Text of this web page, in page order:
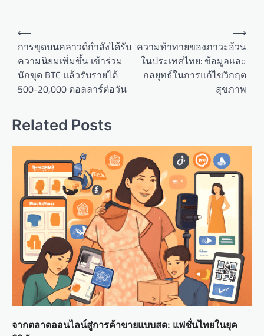
a
⟵
การขุดบนคลาวด์กำลังได้รับ
ความนิยมเพิ่มขึ้น เข้าร่วม
นักขุด BTC แล้วรับรายได้
500-20,000 ดอลลาร์ต่อวัน
ความท้าทายของภาวะอ้วน
ในประเทศไทย: ข้อมูลและ
กลยุทธ์ในการแก้ไขวิกฤต
สุขภาพ
⟶
Related Posts
จากตลาดออนไลน์สู่การค้าขายแบบสด: แฟชั่นไทยในยุค